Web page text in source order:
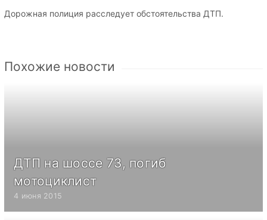
Дорожная полиция расследует обстоятельства ДТП.
Похожие новости
ДТП на шоссе 73, погиб
мотоциклист
4 июня 2015